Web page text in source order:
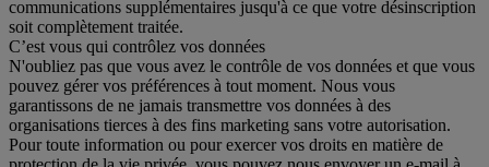
communications supplémentaires jusqu'à ce que votre désinscription
soit complètement traitée.
C’est vous qui contrôlez vos données
N'oubliez pas que vous avez le contrôle de vos données et que vous
pouvez gérer vos préférences à tout moment. Nous vous
garantissons de ne jamais transmettre vos données à des
organisations tierces à des fins marketing sans votre autorisation.
Pour toute information ou pour exercer vos droits en matière de